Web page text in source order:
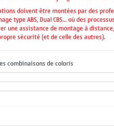
doivent être montées par des
type ABS, Dual CBS... où des
une assistance de montage à
sécurité (et de celle des autres).
combinaisons de coloris